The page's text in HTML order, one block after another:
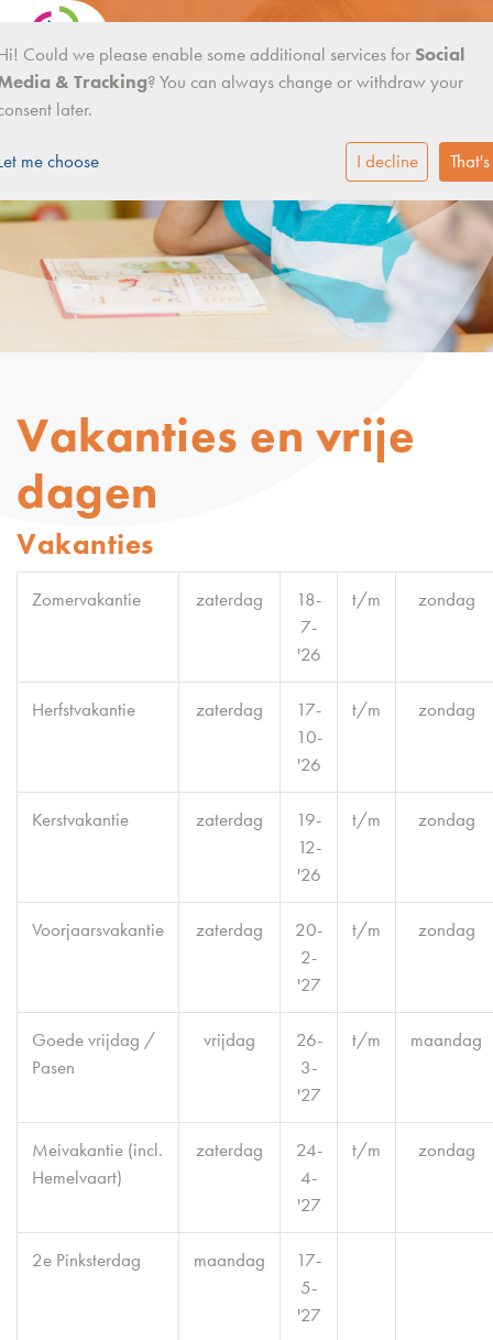
Vakanties en vrije
dagen
Vakanties
Zomervakantie zaterdag
18-
7-
'26
t/m zondag
Herfstvakantie zaterdag
17-
10-
'26
t/m zondag
Kerstvakantie zaterdag
19-
12-
'26
t/m zondag
Voorjaarsvakantie zaterdag
20-
2-
'27
t/m zondag
Goede vrijdag /
Pasen
vrijdag
26-
3-
'27
t/m maandag
Meivakantie (incl.
Hemelvaart)
zaterdag
24-
4-
'27
t/m zondag
2e Pinksterdag maandag
17-
5-
'27
Could we please enable some additional services for Social
& Tracking? You can always change or withdraw your
later.
me choose I decline